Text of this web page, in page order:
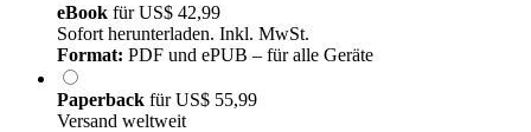
eBook fürUS$ 42,99
Sofort herunterladen. Inkl. MwSt.
Format: PDF und ePUB – für alle Geräte
Paperback fürUS$ 55,99
Versand weltweit